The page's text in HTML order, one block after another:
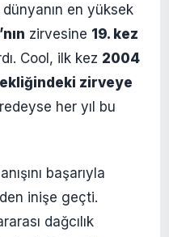
dünyanın en yüksek
zirvesine 19. kez
Cool, ilk kez 2004
zirveye
her yıl bu
başarıyla
inişe geçti.
dağcılık